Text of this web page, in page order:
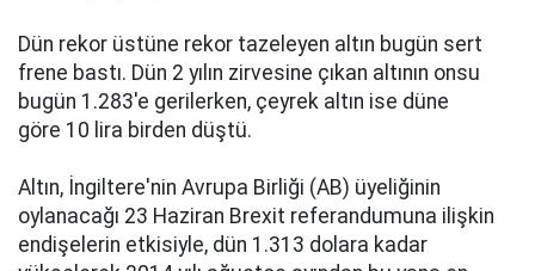
Dün rekor üstüne rekor tazeleyen altın bugün sert
frene bastı. Dün 2 yılın zirvesine çıkan altının onsu
bugün 1.283'e gerilerken, çeyrek altın ise düne
göre 10 lira birden düştü.
Altın, İngiltere'nin Avrupa Birliği (AB) üyeliğinin
oylanacağı 23 Haziran Brexit referandumuna ilişkin
endişelerin etkisiyle, dün 1.313 dolara kadar